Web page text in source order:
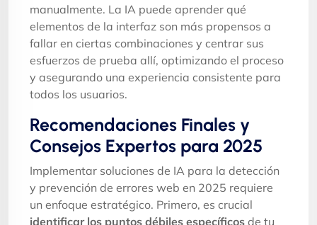
manualmente. La IA puede aprender qué
elementos de la interfaz son más propensos a
fallar en ciertas combinaciones y centrar sus
esfuerzos de prueba allí, optimizando el proceso
y asegurando una experiencia consistente para
todos los usuarios.
Recomendaciones Finales y
Consejos Expertos para 2025
Implementar soluciones de IA para la detección
y prevención de errores web en 2025 requiere
un enfoque estratégico. Primero, es crucial
identificar los puntos débiles específicos de tu